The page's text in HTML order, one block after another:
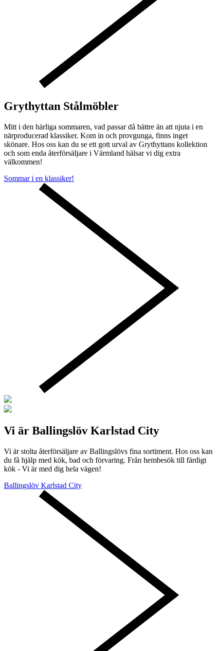
Grythyttan Stålmöbler
Mitt i den härliga sommaren, vad passar då bättre än att njuta i en
närproducerad klassiker. Kom in och provgunga, finns inget
skönare. Hos oss kan du se ett gott urval av Grythyttans kollektion
och som enda återförsäljare i Värmland hälsar vi dig extra
välkommen!
Sommar i en klassiker!
Vi är Ballingslöv Karlstad City
Vi är stolta återförsäljare av Ballingslövs fina sortiment. Hos oss kan
du få hjälp med kök, bad och förvaring. Från hembesök till färdigt
kök - Vi är med dig hela vägen!
Ballingslöv Karlstad City